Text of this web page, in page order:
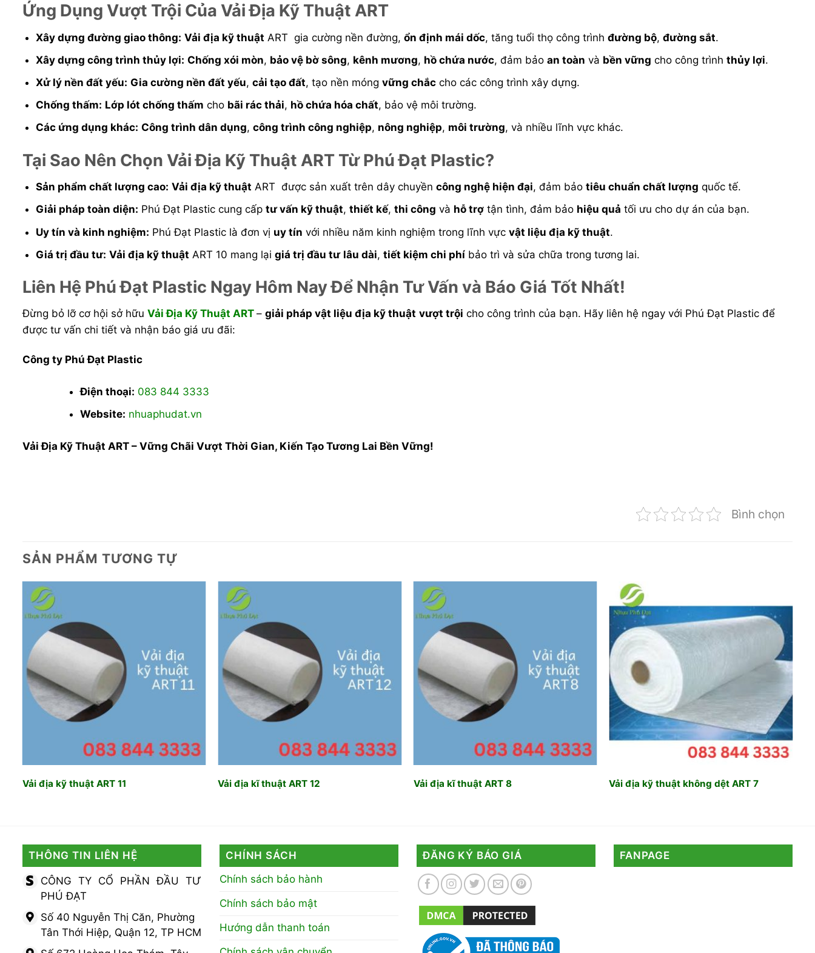
Ứng Dụng Vượt Trội Của Vải Địa Kỹ Thuật ART
Xây dựng đường giao thông: Vải địa kỹ thuật ART gia cường nền đường,ổn định mái dốc, tăng tuổi thọ công trìnhđường bộ,đường sắt.
Xây dựng công trình thủy lợi: Chống xói mòn, bảo vệ bờ sông, kênh mương, hồ chứa nước, đảm bảoan toàn và bền vững cho công trìnhthủy lợi.
Xử lý nền đất yếu: Gia cường nền đất yếu,cải tạo đất, tạo nền móngvững chắc cho các công trình xây dựng.
Chống thấm: Lớp lót chống thấm cho bãi rác thải, hồ chứa hóa chất, bảo vệ môi trường.
Các ứng dụng khác: Công trình dân dụng,công trình công nghiệp, nông nghiệp, môi trường, và nhiều lĩnh vực khác.
Tại Sao Nên Chọn Vải Địa Kỹ Thuật ART Từ Phú Đạt Plastic?
Sản phẩm chất lượng cao: Vải địa kỹ thuật ART được sản xuất trên dây chuyềncông nghệ hiện đại, đảm bảotiêu chuẩn chất lượng quốc tế.
Giải pháp toàn diện: Phú Đạt Plastic cung cấptư vấn kỹ thuật,thiết kế,thi công và hỗ trợ tận tình, đảm bảo hiệu quả tối ưu cho dự án của bạn.
Uy tín và kinh nghiệm: Phú Đạt Plastic là đơn vị uy tín với nhiều năm kinh nghiệm trong lĩnh vựcvật liệu địa kỹ thuật.
Giá trị đầu tư: Vải địa kỹ thuật ART 10 mang lạigiá trị đầu tư lâu dài,tiết kiệm chi phí bảo trì và sửa chữa trong tương lai.
Liên Hệ Phú Đạt Plastic Ngay Hôm Nay Để Nhận Tư Vấn và Báo Giá Tốt Nhất!
Đừng bỏ lỡ cơ hội sở hữu Vải Địa Kỹ Thuật ART – giải pháp vật liệu địa kỹ thuật vượt trội cho công trình của bạn. Hãy liên hệ ngay với Phú Đạt Plastic để
được tư vấn chi tiết và nhận báo giá ưu đãi:
Công ty Phú Đạt Plastic
Điện thoại: 083 844 3333
Website: nhuaphudat.vn
Vải Địa Kỹ Thuật ART – Vững Chãi Vượt Thời Gian, Kiến Tạo Tương Lai Bền Vững!
Bình chọn
SẢN PHẨM TƯƠNG TỰ
Vải địa kỹ thuật ART 11 Vải địa kĩ thuật ART 12 Vải địa kĩ thuật ART 8
Add to
wishlist
Vải địa kỹ thuật không dệt ART 7
THÔNG TIN LIÊN HỆ
CÔNG TY CỔ PHẦN ĐẦU TƯ
PHÚ ĐẠT
Số 40 Nguyễn Thị Căn, Phường
Tân Thới Hiệp, Quận 12, TP HCM
CHÍNH SÁCH
Chính sách bảo hành
Chính sách bảo mật
Hướng dẫn thanh toán
ĐĂNG KÝ BÁO GIÁ FANPAGE